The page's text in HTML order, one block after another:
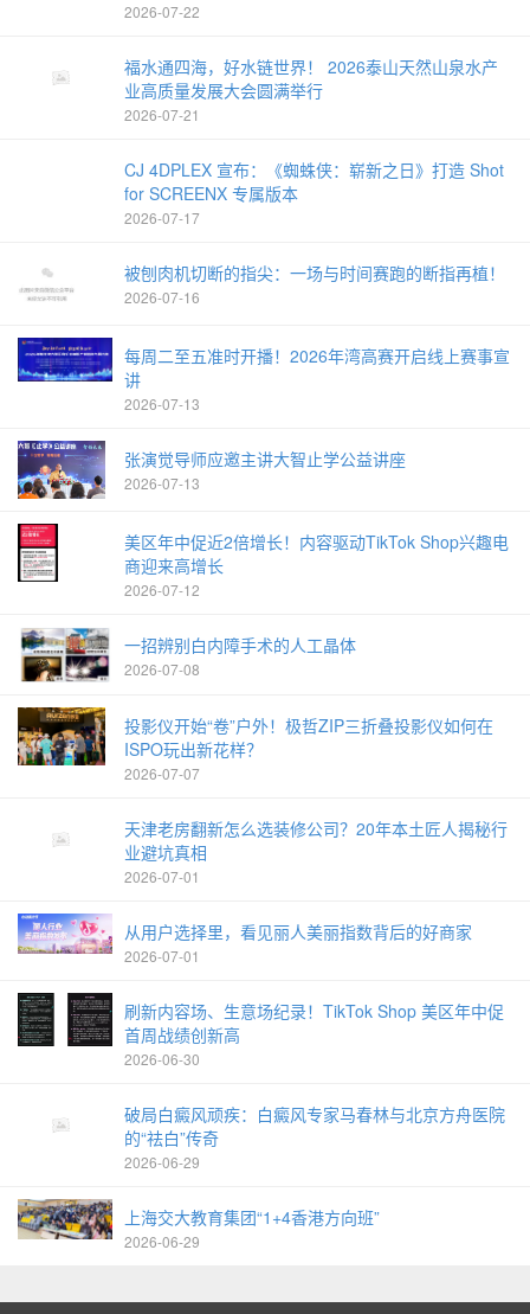
2026-07-22
福水通四海，好水链世界！ 2026泰山天然山泉水产
业高质量发展大会圆满举行
2026-07-21
CJ 4DPLEX 宣布：《蜘蛛侠：崭新之日》打造 Shot
for SCREENX 专属版本
2026-07-17
被刨肉机切断的指尖：一场与时间赛跑的断指再植！
2026-07-16
每周二至五准时开播！2026年湾高赛开启线上赛事宣
讲
2026-07-13
张演觉导师应邀主讲大智止学公益讲座
2026-07-13
美区年中促近2倍增长！内容驱动TikTok Shop兴趣电
商迎来高增长
2026-07-12
一招辨别白内障手术的人工晶体
2026-07-08
投影仪开始“卷”户外！极哲ZIP三折叠投影仪如何在
ISPO玩出新花样？
2026-07-07
天津老房翻新怎么选装修公司？20年本土匠人揭秘行
业避坑真相
2026-07-01
从用户选择里，看见丽人美丽指数背后的好商家
2026-07-01
刷新内容场、生意场纪录！TikTok Shop 美区年中促
首周战绩创新高
2026-06-30
破局白癜风顽疾：白癜风专家马春林与北京方舟医院
的“祛白”传奇
2026-06-29
上海交大教育集团“1+4香港方向班”
2026-06-29